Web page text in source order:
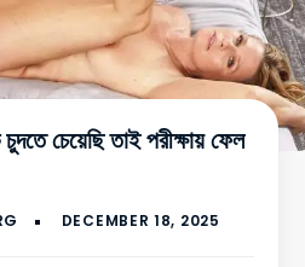
চেয়েছি তাই পরীক্ষায় ফেল